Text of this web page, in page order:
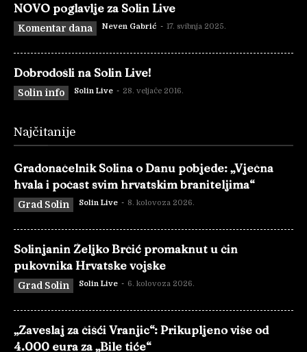
NOVO poglavlje za Solin Live
Komentar dana Neven Gabrić - 17. svibnja 2025.
Dobrodošli na Solin Live!
Solin info Solin Live - 28. veljače 2016.
Najčitanije
Gradonačelnik Solina o Danu pobjede: „Vječna
hvala i počast svim hrvatskim braniteljima“
Grad Solin Solin Live - 8. kolovoza 2026.
Solinjanin Željko Brčić promaknut u čin
pukovnika Hrvatske vojske
Grad Solin Solin Live - 6. kolovoza 2026.
„Zaveslaj za čišći Vranjic“: Prikupljeno više od
4.000 eura za „Bile tiće“